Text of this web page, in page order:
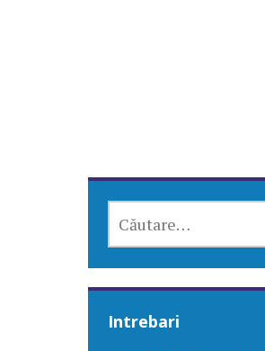
DUPĂ:
Intrebari